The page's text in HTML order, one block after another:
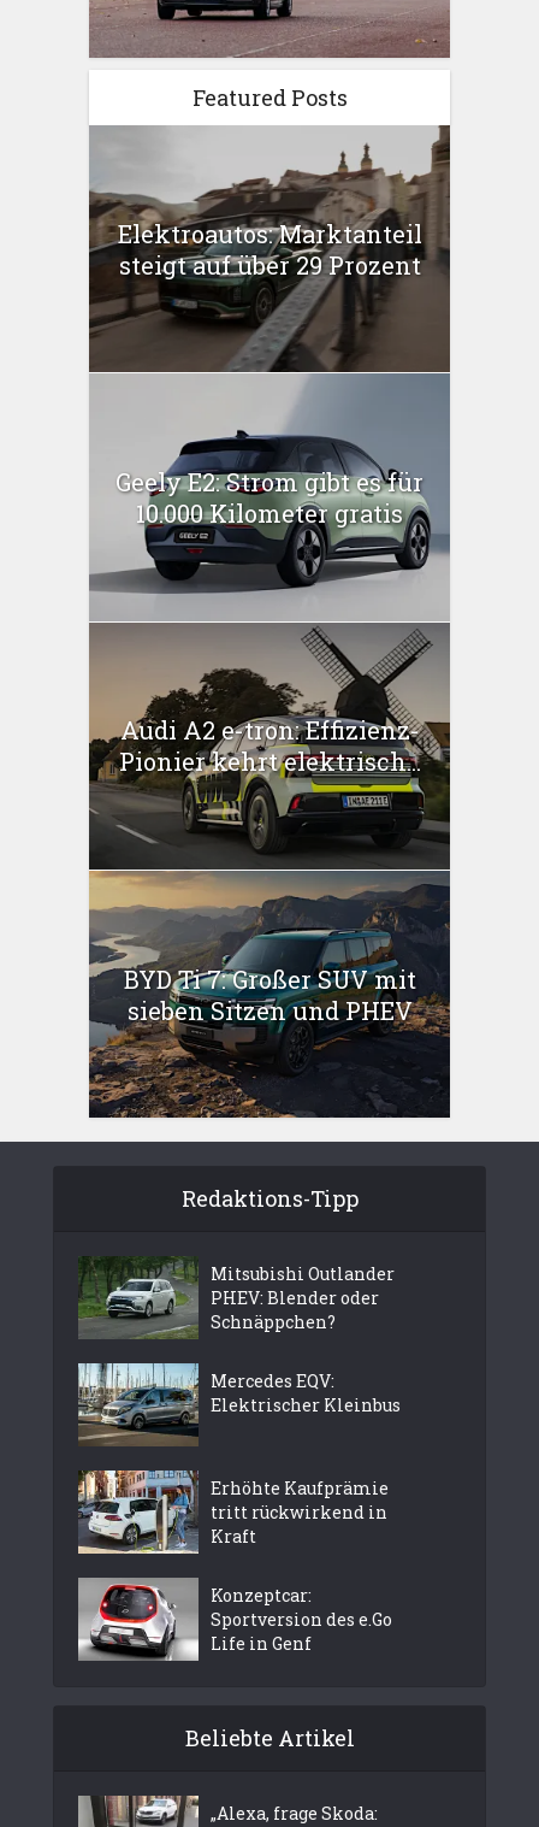
Featured Posts
Elektroautos: Marktanteil
steigt auf über 29 Prozent
Geely E2: Strom gibt es für
10.000 Kilometer gratis
Audi A2 e-tron: Effizienz-
Pionier kehrt elektrisch...
BYD Ti 7: Großer SUV mit
sieben Sitzen und PHEV
Redaktions-Tipp
Mitsubishi Outlander
PHEV: Blender oder
Schnäppchen?
Mercedes EQV:
Elektrischer Kleinbus
Erhöhte Kaufprämie
tritt rückwirkend in
Kraft
Konzeptcar:
Sportversion des e.Go
Life in Genf
Beliebte Artikel
„Alexa, frage Skoda: